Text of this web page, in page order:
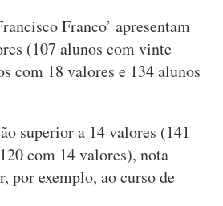
Franco’ apresentam
(107 alunos com vinte
com 18 valores e 134 alunos
superior a 14 valores (141
com 14 valores), nota
por exemplo, ao curso de